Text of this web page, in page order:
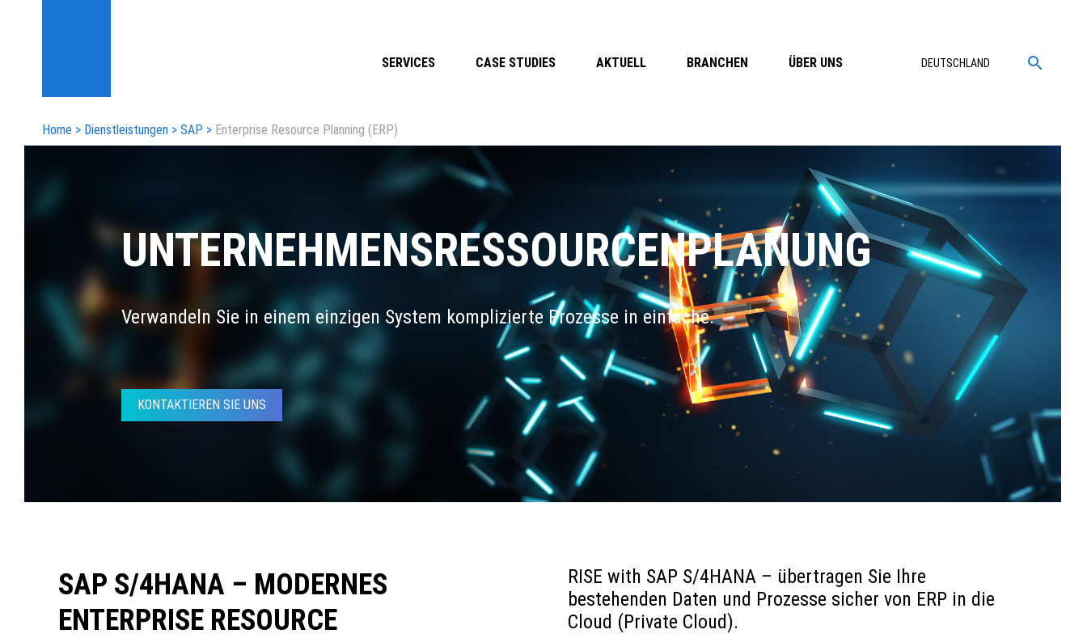
DEUTSCHLAND
SERVICES CASE STUDIES AKTUELL BRANCHEN ÜBER UNS
Home > Dienstleistungen > SAP > Enterprise Resource Planning (ERP)
UNTERNEHMENSRESSOURCENPLANUNG
Verwandeln Sie in einem einzigen System komplizierte Prozesse in einfache.
KONTAKTIEREN SIE UNS
SAP S/4HANA – MODERNES
ENTERPRISE RESOURCE
RISE with SAP S/4HANA – übertragen Sie Ihre
bestehenden Daten und Prozesse sicher von ERP in die
Cloud (Private Cloud).